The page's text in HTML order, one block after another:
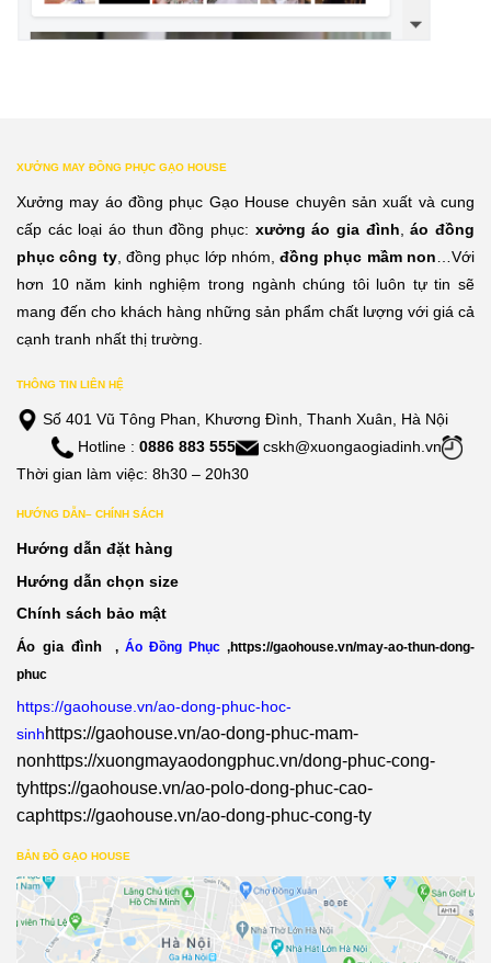
XƯỞNG MAY ĐỒNG PHỤC GẠO HOUSE
Xưởng may áo đồng phục Gạo House chuyên sản xuất và cung
cấp các loại áo thun đồng phục: xưởng áo gia đình ,áo đồng
phục công ty, đồng phục lớp nhóm,đồng phục mầm non …Với
hơn 10 năm kinh nghiệm trong ngành chúng tôi luôn tự tin sẽ
mang đến cho khách hàng những sản phẩm chất lượng với giá cả
cạnh tranh nhất thị trường.
THÔNG TIN LIÊN HỆ
Số 401 Vũ Tông Phan, Khương Đình, Thanh Xuân, Hà Nội
Hotline : 0886 883 555
cskh@xuongaogiadinh.vn
Thời gian làm việc: 8h30 – 20h30
HƯỚNG DẪN– CHÍNH SÁCH
Hướng dẫn đặt hàng
Hướng dẫn chọn size
Chính sách bảo mật
Áo gia đình , Áo Đồng Phục ,https://gaohouse.vn/may-ao-thun-dong-
phuc
https://gaohouse.vn/ao-dong-phuc-hoc-
sinhhttps://gaohouse.vn/ao-dong-phuc-mam-
nonhttps://xuongmayaodongphuc.vn/dong-phuc-cong-
tyhttps://gaohouse.vn/ao-polo-dong-phuc-cao-
caphttps://gaohouse.vn/ao-dong-phuc-cong-ty
BẢN ĐỒ GẠO HOUSE